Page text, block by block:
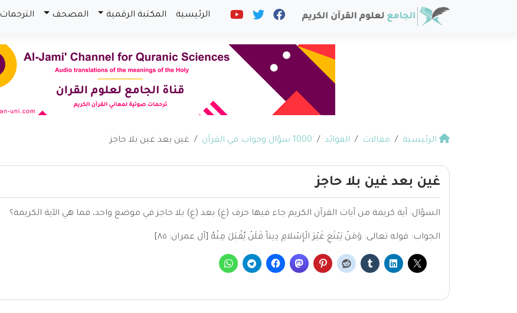
الرئيسية المكتبة الرقمية المصحف الترجمات
الرئيسية مقالات الفوائد 1000 سؤال وجواب في القرآن غين بعد غين بلا حاجز
غين بعد غين بلا حاجز
السؤال: آية كريمة من آيات القرآن الكريم جاء فيها حرف (غ) بعد (غ) بلا حاجز في موضع واحد، فما هي الآية الكريمة؟
الجواب: قوله تعالى: وَمَنْ يَبْتَغِ غَيْرَ الْإِسْلامِ دِيناً فَلَنْ يُقْبَلَ مِنْهُ [آل عمران: ٨٥]